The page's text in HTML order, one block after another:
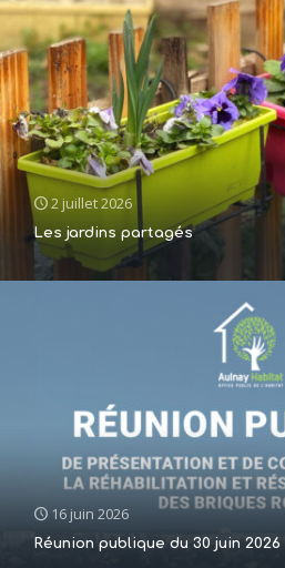
2 juillet 2026
Les jardins partagés
16 juin 2026
Réunion publique du 30 juin 2026